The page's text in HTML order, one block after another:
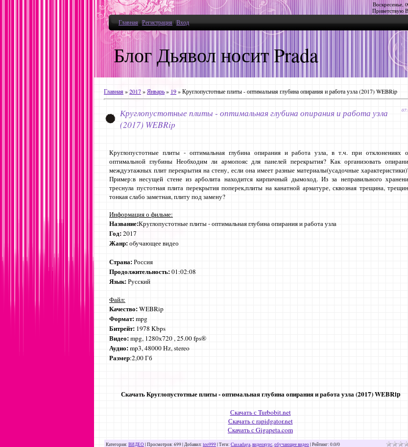
Воскресенье,
Приветствую
Блог Дьявол носит Prada
Главная|Регистрация|Вход
Главная»2017» Январь» 19» Круглопустотные плиты - оптимальная глубина опирания и работа узла (2017) WEBRip
Круглопустотные плиты - оптимальная глубина опирания и работа узла
(2017) WEBRip
Круглопустотные плиты - оптимальная глубина опирания и работа узла, в т.ч. при отклонениях
оптимальной глубины Необходим ли армопояс для панелей перекрытия? Как организовать
междуэтажных плит перекрытия на стену, если она имеет разные материалы(усадочные
Пример:в несущей стене из арболита находится кирпичный дымоход. Из за неправильного
треснула пустотная плита перекрытия поперек,плиты на канатной арматуре, сквозная трещина,
тонкая слабо заметная, плиту под замену?
Информация о фильме:
Название:Круглопустотные плиты - оптимальная глубина опирания и работа узла
Год:2017
Жанр:обучающее видео
Страна:Россия
Продолжительность:01:02:08
Язык:Русский
Файл:
Качество:WEBRip
Формат:mpg
Битрейт: 1978 Kbps
Видео:mpg, 1280х720 , 25.00 fps®
Аудио:mp3, 48000 Hz, stereo
Размер:2,00 Гб
Скачать Круглопустотные плиты - оптимальная глубина опирания и работа узла (2017) WEBRip
Скачать с Turbobit.net
Скачать с rapidgator.net
Скачать с Gigapeta.com
Категория: ВИДЕО |Просмотров: 699 |Добавил: leo999|Теги: Cassadaga,видеокурс,обучающее видео|Рейтинг: 0.0/0